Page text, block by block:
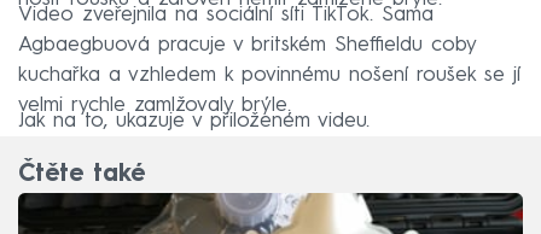
Video zveřejnila na sociální síti TikTok. Sama
Agbaegbuová pracuje v britském Sheffieldu coby
kuchařka a vzhledem k povinnému nošení roušek se jí
velmi rychle zamlžovaly brýle.
Jak na to, ukazuje v přiloženém videu.
Čtěte také